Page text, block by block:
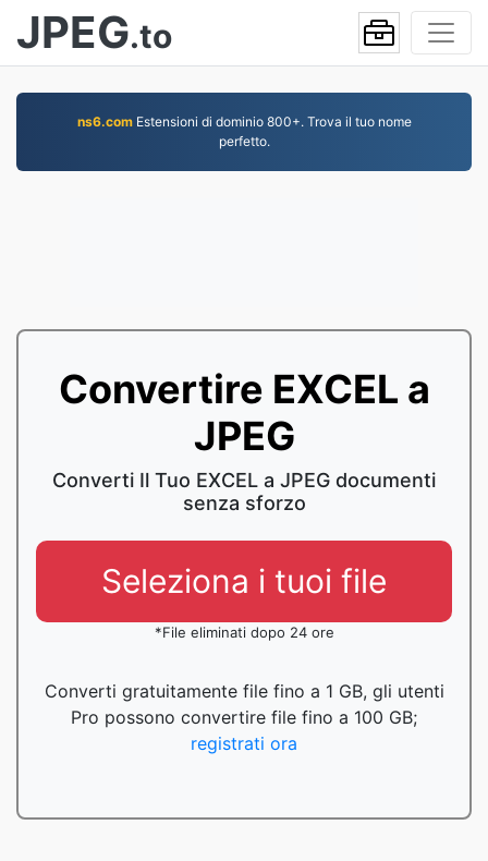
JPEG.to
ns6.comEstensioni di dominio 800+. Trova il tuo nome
perfetto.
Convertire EXCEL a
JPEG
Converti Il Tuo EXCEL a JPEG documenti
senza sforzo
Seleziona i tuoi file
*File eliminati dopo 24 ore
Converti gratuitamente file fino a 1 GB, gli utenti
Pro possono convertire file fino a 100 GB;
registrati ora